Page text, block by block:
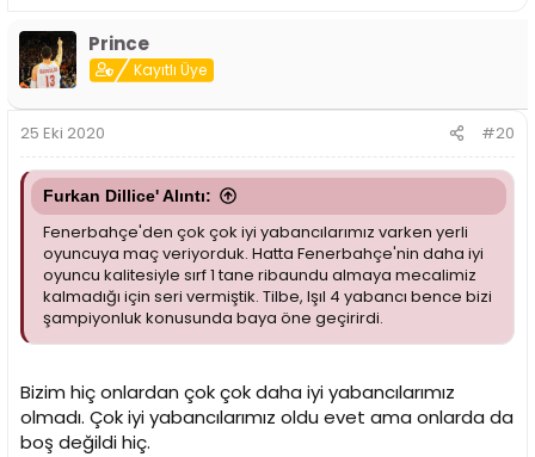
Prince
Kayıtlı Üye
25 Eki 2020 #20
Furkan Dillice' Alıntı:
Fenerbahçe'den çok çok iyi yabancılarımız varken yerli
oyuncuya maç veriyorduk. Hatta Fenerbahçe'nin daha iyi
oyuncu kalitesiyle sırf 1 tane ribaundu almaya mecalimiz
kalmadığı için seri vermiştik. Tilbe, Işıl 4 yabancı bence bizi
şampiyonluk konusunda baya öne geçirirdi.
Bizim hiç onlardan çok çok daha iyi yabancılarımız
olmadı. Çok iyi yabancılarımız oldu evet ama onlarda da
boş değildi hiç.